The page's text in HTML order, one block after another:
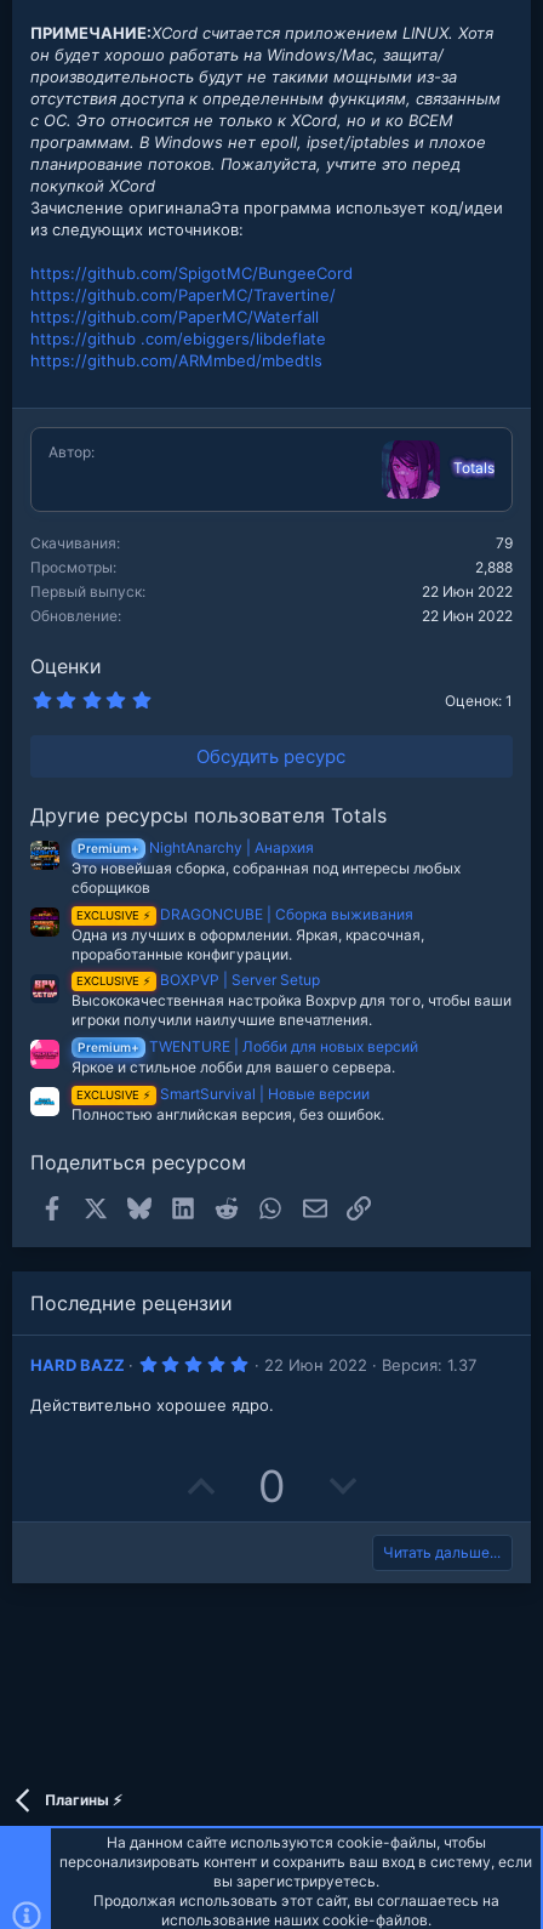
ПРИМЕЧАНИЕ:XCord считается приложением LINUX. Хотя
он будет хорошо работать на Windows/Mac, защита/
производительность будут не такими мощными из-за
отсутствия доступа к определенным функциям, связанным
с ОС. Это относится не только к XCord, но и ко ВСЕМ
программам. В Windows нет epoll, ipset/iptables и плохое
планирование потоков. Пожалуйста, учтите это перед
покупкой XCord
Зачисление оригиналаЭта программа использует код/идеи
из следующих источников:
https://github.com/SpigotMC/BungeeCord
https://github.com/PaperMC/Travertine/
https://github.com/PaperMC/Waterfall
https://github .com/ebiggers/libdeflate
https://github.com/ARMmbed/mbedtls
Автор
Totals
Скачивания
79
Просмотры
2,888
Первый выпуск
22 Июн 2022
Обновление
22 Июн 2022
Оценки
5
з
д
Оценок: 1
Обсудить ресурс
Другие ресурсы пользователя Totals
Premium+
NightAnarchy | Анархия
Это новейшая сборка, собранная под интересы любых
сборщиков
EXCLUSIVE ⚡
DRAGONCUBE | Сборка выживания
Одна из лучших в оформлении. Яркая, красочная,
проработанные конфигурации.
EXCLUSIVE ⚡
BOXPVP | Server Setup
Высококачественная настройка Boxpvp для того, чтобы ваши
игроки получили наилучшие впечатления.
Premium+
TWENTURE | Лобби для новых версий
Яркое и стильное лобби для вашего сервера.
EXCLUSIVE ⚡
SmartSurvival | Новые версии
Полностью английская версия, без ошибок.
Поделиться ресурсом
Facebook Bluesky LinkedInReddit WhatsAppЭлектронная почта
Ссылка
Последние рецензии
HARD BAZZ
5
0
22 Июн 2022 Версия: 1.37
Действительно хорошее ядро.
p
v
0
o
w
Читать дальше...
Плагины ⚡
Russian (RU)
Верх
На данном сайте используются cookie-файлы, чтобы
персонализировать контент и сохранить ваш вход в систему, если
вы зарегистрируетесь.
Продолжая использовать этот сайт, вы соглашаетесь на
использование наших cookie-файлов.